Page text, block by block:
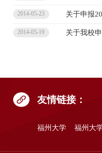
2014-05-23 关于申报
2014-05-19 关于我校
友情链接：
福州大学 福州大